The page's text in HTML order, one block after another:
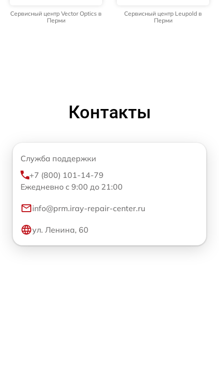
Сервисный центр Vector Optics в
Перми
Сервисный центр Leupold в
Перми
Контакты
Служба поддержки
+7 (800) 101-14-79
Ежедневно с 9:00 до 21:00
info@prm.iray-repair-center.ru
ул. Ленина, 60